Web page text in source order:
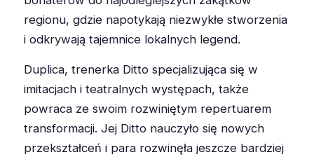
regionu, gdzie napotykają niezwykłe stworzenia
i odkrywają tajemnice lokalnych legend.
Duplica, trenerka Ditto specjalizująca się w
imitacjach i teatralnych występach, także
powraca ze swoim rozwiniętym repertuarem
transformacji. Jej Ditto nauczyło się nowych
przekształceń i para rozwinęła jeszcze bardziej